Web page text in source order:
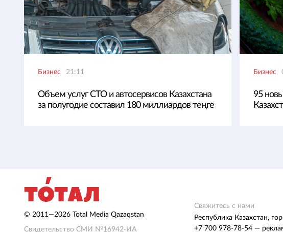
Бизнес 21:11
Объем услуг СТО и автосервисов Казахстана
за полугодие составил 180 миллиардов теңге
Бизнес
95
© 2011—2026 Total Media Qazaqstan
Свидетельство СМИ №16942-ИА
Свяжитесь с нами
Республика Казахстан,
+7 700 978-78-54 —